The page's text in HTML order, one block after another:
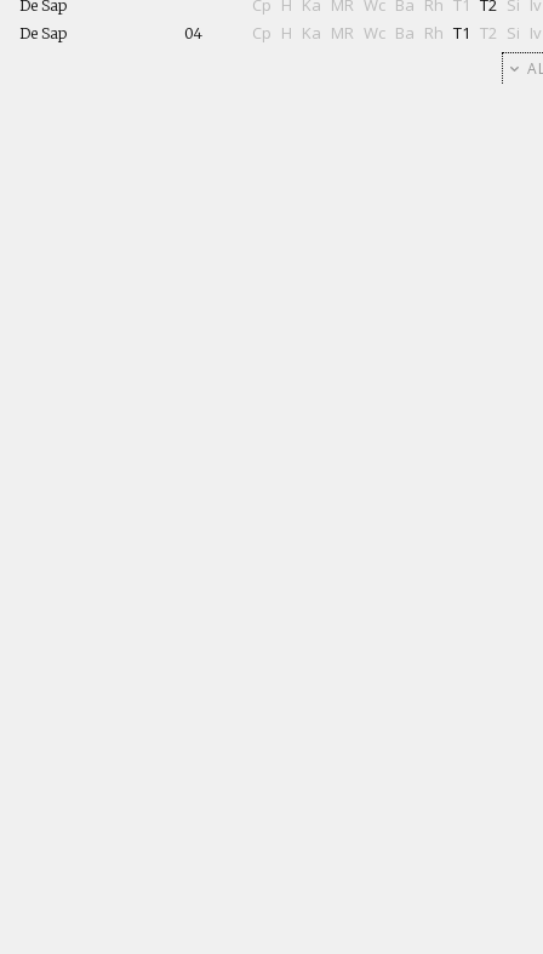
De Sap Cp H Ka MR Wc Ba Rh T1 T2 Si Iv
De Sap 04 Cp H Ka MR Wc Ba Rh T1 T2 Si Iv